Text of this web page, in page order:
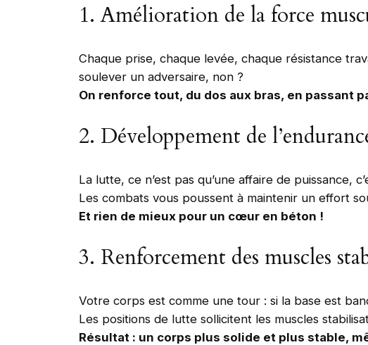
1. Amélioration de la force
Chaque prise, chaque levée, chaque résistance
soulever un adversaire, non ?
On renforce tout, du dos aux bras, en passant
2. Développement de
La lutte, ce n’est pas qu’une affaire de puissance,
Les combats vous poussent à maintenir un effort
Et rien de mieux pour un cœur en béton !
3. Renforcement des muscles
Votre corps est comme une tour : si la base est
Les positions de lutte sollicitent les muscles
Résultat : un corps plus solide et plus stable,